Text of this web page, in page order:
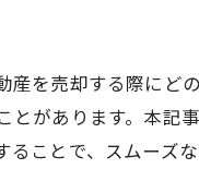
産を売却する際にど
とがあります。本記
ことで、スムーズ